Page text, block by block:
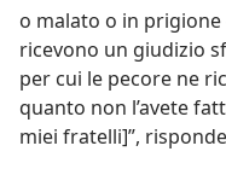
o malato o in prigione
ricevono un giudizio
per cui le pecore ne
quanto non l’avete
miei fratelli]”,